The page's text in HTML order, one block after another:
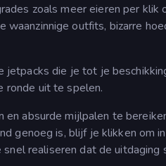
zoals meer eieren per klik
outfits, bizarre
jetpacks die je tot je
ronde uit te spelen.
absurde mijlpalen te
genoeg is, blijf je klikken om
realiseren dat de